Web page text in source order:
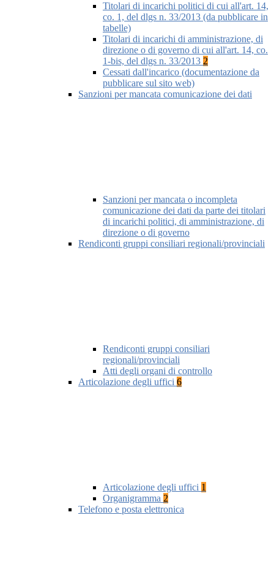
Titolari di incarichi politici di cui all'art. 14,
co. 1, del dlgs n. 33/2013 (da pubblicare in
tabelle)
Titolari di incarichi di amministrazione, di
direzione o di governo di cui all'art. 14, co.
1-bis, del dlgs n. 33/2013 2
Cessati dall'incarico (documentazione da
pubblicare sul sito web)
Sanzioni per mancata comunicazione dei dati
Sanzioni per mancata o incompleta
comunicazione dei dati da parte dei titolari
di incarichi politici, di amministrazione, di
direzione o di governo
Rendiconti gruppi consiliari regionali/provinciali
Rendiconti gruppi consiliari
regionali/provinciali
Atti degli organi di controllo
Articolazione degli uffici 6
Articolazione degli uffici 1
Organigramma 2
Telefono e posta elettronica